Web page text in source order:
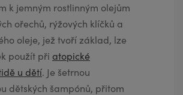
k jemným rostlinným olejům
ořechů, rýžových klíčků a
oleje, jež tvoří základ, lze
použít při atopické
u dětí. Je šetrnou
dětských šampónů, přitom